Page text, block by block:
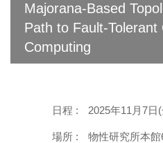
Majorana-Based
Path to Fault-Tolerant
Computing
日程 : 2025年11月7日
場所 :
物性研究所本